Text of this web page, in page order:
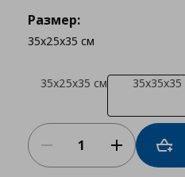
Размер:
35x25x35 см
35x25x35 см